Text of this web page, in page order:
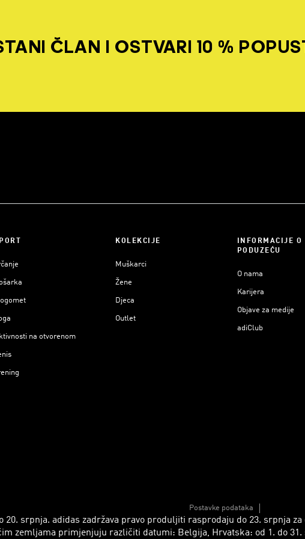
ČLAN I OSTVARI 10 %
na otvorenom
KOLEKCIJE
Muškarci
Žene
Djeca
Outlet
INFORMACIJE O
PODUZEĆU
O nama
Karijera
Objave za medije
adiClub
Postavke podataka
20. srpnja. adidas zadržava pravo produljiti rasprodaju do 23. srpnja
zemljama primjenjuju različiti datumi: Belgija, Hrvatska: od 1. do